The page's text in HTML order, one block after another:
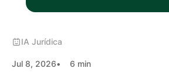
IA Jurídica
Jul 8, 2026 6 min